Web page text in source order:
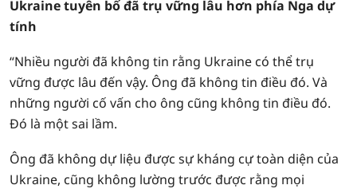
Ukraine tuyên bố đã trụ vững lâu hơn phía Nga dự
tính
“Nhiều người đã không tin rằng Ukraine có thể trụ
vững được lâu đến vậy. Ông đã không tin điều đó. Và
những người cố vấn cho ông cũng không tin điều đó.
Đó là một sai lầm.
Ông đã không dự liệu được sự kháng cự toàn diện của
Ukraine, cũng không lường trước được rằng mọi